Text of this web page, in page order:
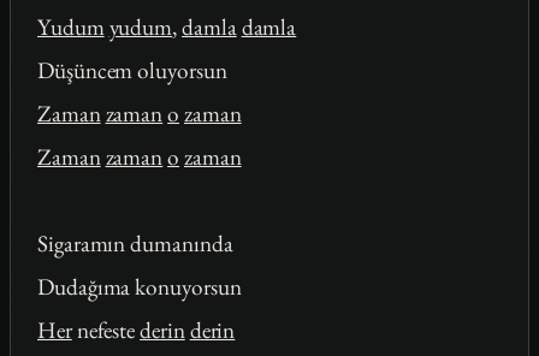
Yudumyudum,damladamla
Düşüncem oluyorsun
Zamanzamano zaman
Zamanzamano zaman
Sigaramın dumanında
Dudağıma konuyorsun
Hernefestederinderin